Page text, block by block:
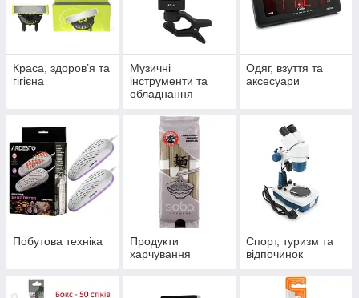
Краса, здоров’я та
гігієна
Музичні
інструменти та
обладнання
Одяг, взуття та
аксесуари
Побутова техніка
Продукти
харчування
Спорт, туризм та
відпочинок